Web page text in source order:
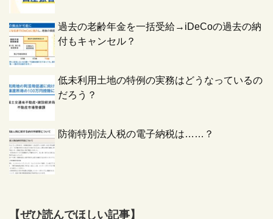
過去の老齢年金を一括受給→iDeCoの過去の納
付もキャンセル？
低未利用土地の特例の実務はどうなっているの
だろう？
防衛特別法人税の電子納税は……？
【ぜひ読んでほしい記事】